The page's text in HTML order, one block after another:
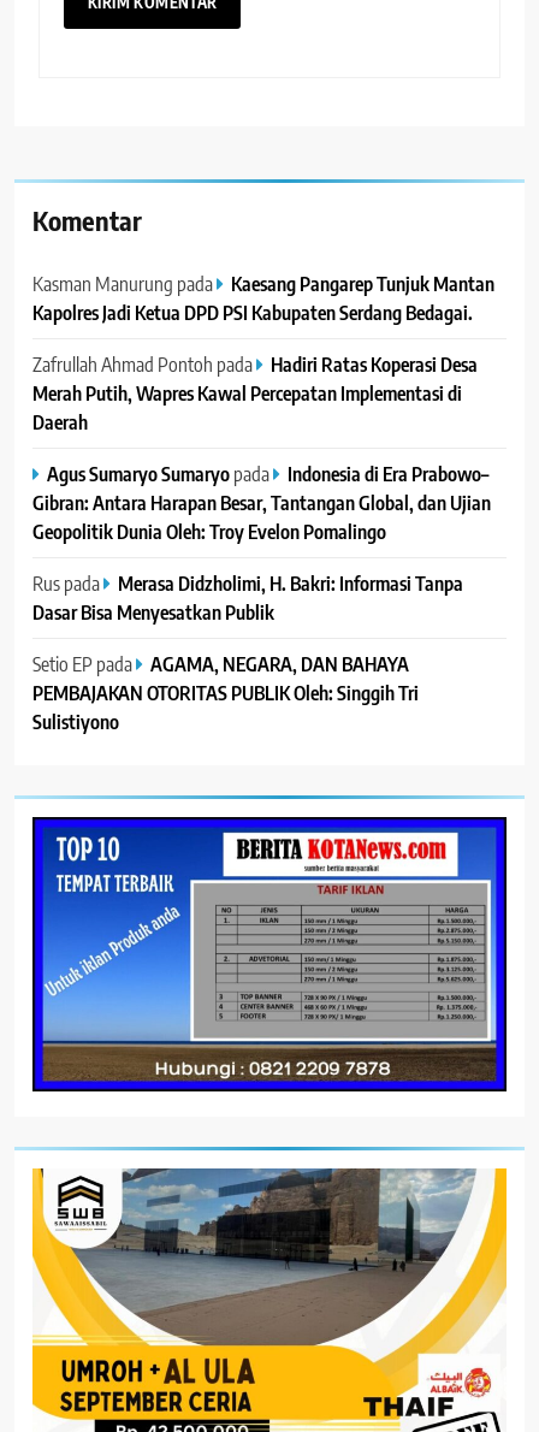
Komentar
Kasman Manurung pada
Kaesang Pangarep Tunjuk Mantan
Kapolres Jadi Ketua DPD PSI Kabupaten Serdang Bedagai. ‎ ‎
Zafrullah Ahmad Pontoh pada
Hadiri Ratas Koperasi Desa
Merah Putih, Wapres Kawal Percepatan Implementasi di
Daerah
Agus Sumaryo Sumaryopada
Indonesia di Era Prabowo–
Gibran: Antara Harapan Besar, Tantangan Global, dan Ujian
Geopolitik Dunia Oleh: Troy Evelon Pomalingo
Ruspada
Merasa Didzholimi, H. Bakri: Informasi Tanpa
Dasar Bisa Menyesatkan Publik
Setio EP pada
AGAMA, NEGARA, DAN BAHAYA
PEMBAJAKAN OTORITAS PUBLIK Oleh: Singgih Tri
Sulistiyono